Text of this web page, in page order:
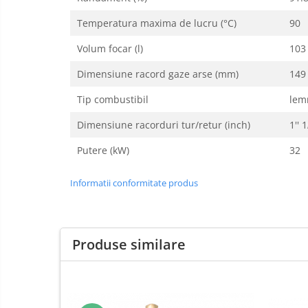
Incalzire clasica in pardoseala
Teava incalzire pardoseala
Cutii distribuitor
Banda perimetrala
Termostate de Ambient
Amenajare
Temperatura maxima de lucru (°C)
90
Volum focar (l)
103
Dimensiune racord gaze arse (mm)
149
Tip combustibil
Dimensiune racorduri tur/retur (inch)
1''
Putere (kW)
32
Informatii conformitate produs
Produse similare